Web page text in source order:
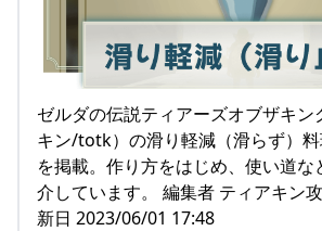
ゼルダの伝説ティアーズオブザキン
キン/totk）の滑り軽減（滑らず）
を掲載。作り方をはじめ、使い道な
介しています。 編集者 ティアキン
新日 2023/06/01 17:48